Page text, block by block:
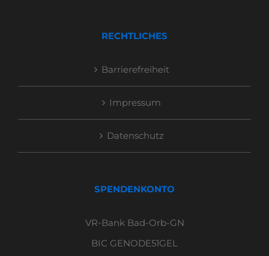
RECHTLICHES
Barrierefreiheit
Impressum
Datenschutz
SPENDENKONTO
VR-Bank Bad-Orb-GN
BIC GENODE51GEL